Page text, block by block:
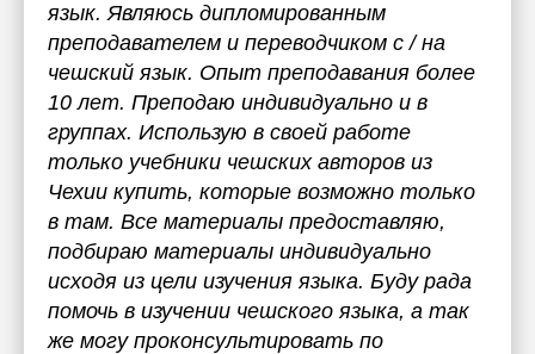
язык. Являюсь дипломированным
преподавателем и переводчиком с / на
чешский язык. Опыт преподавания более
10 лет. Преподаю индивидуально и в
группах. Использую в своей работе
только учебники чешских авторов из
Чехии купить, которые возможно только
в там. Все материалы предоставляю,
подбираю материалы индивидуально
исходя из цели изучения языка. Буду рада
помочь в изучении чешского языка, а так
же могу проконсультировать по